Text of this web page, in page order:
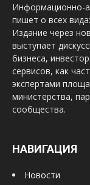
Информационно-
пишет о всех
Издание через
выступает
бизнеса,
сервисов, как
экспертами
министерства,
сообщества.
НАВИГАЦИЯ
Новости